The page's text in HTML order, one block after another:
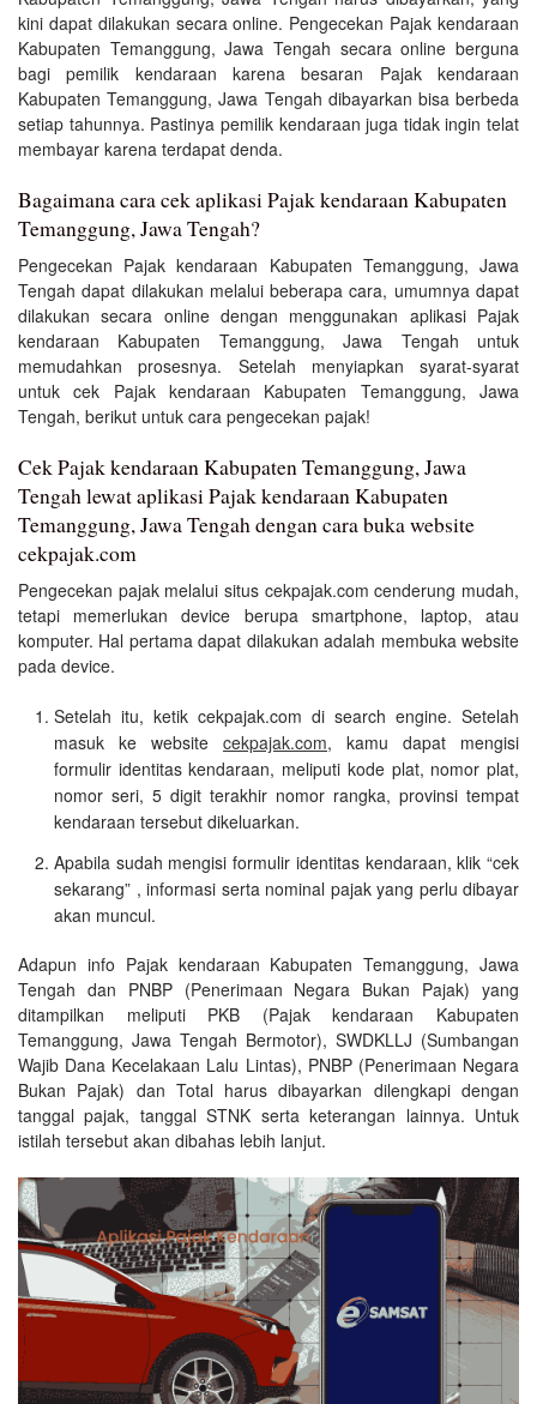
kini dapat dilakukan secara online. Pengecekan Pajak kendaraan
Kabupaten Temanggung, Jawa Tengah secara online berguna
bagi pemilik kendaraan karena besaran Pajak kendaraan
Kabupaten Temanggung, Jawa Tengah dibayarkan bisa berbeda
setiap tahunnya. Pastinya pemilik kendaraan juga tidak ingin telat
membayar karena terdapat denda.
Bagaimana cara cek aplikasi Pajak kendaraan Kabupaten
Temanggung, Jawa Tengah?
Pengecekan Pajak kendaraan Kabupaten Temanggung, Jawa
Tengah dapat dilakukan melalui beberapa cara, umumnya dapat
dilakukan secara online dengan menggunakan aplikasi Pajak
kendaraan Kabupaten Temanggung, Jawa Tengah untuk
memudahkan prosesnya. Setelah menyiapkan syarat-syarat
untuk cek Pajak kendaraan Kabupaten Temanggung, Jawa
Tengah, berikut untuk cara pengecekan pajak!
Cek Pajak kendaraan Kabupaten Temanggung, Jawa
Tengah lewat aplikasi Pajak kendaraan Kabupaten
Temanggung, Jawa Tengah dengan cara buka website
cekpajak.com
Pengecekan pajak melalui situs cekpajak.com cenderung mudah,
tetapi memerlukan device berupa smartphone, laptop, atau
komputer. Hal pertama dapat dilakukan adalah membuka website
pada device.
Setelah itu, ketik cekpajak.com di search engine. Setelah
masuk ke website cekpajak.com, kamu dapat mengisi
formulir identitas kendaraan, meliputi kode plat, nomor plat,
nomor seri, 5 digit terakhir nomor rangka, provinsi tempat
kendaraan tersebut dikeluarkan.
Apabila sudah mengisi formulir identitas kendaraan, klik “cek
sekarang” , informasi serta nominal pajak yang perlu dibayar
akan muncul.
Adapun info Pajak kendaraan Kabupaten Temanggung, Jawa
Tengah dan PNBP (Penerimaan Negara Bukan Pajak) yang
ditampilkan meliputi PKB (Pajak kendaraan Kabupaten
Temanggung, Jawa Tengah Bermotor), SWDKLLJ (Sumbangan
Wajib Dana Kecelakaan Lalu Lintas), PNBP (Penerimaan Negara
Bukan Pajak) dan Total harus dibayarkan dilengkapi dengan
tanggal pajak, tanggal STNK serta keterangan lainnya. Untuk
istilah tersebut akan dibahas lebih lanjut.